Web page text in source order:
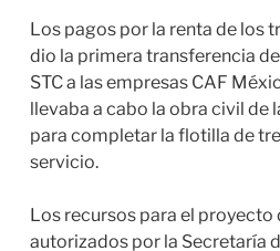
Los pagos por la renta de los
dio la primera transferencia
STC a las empresas CAF
llevaba a cabo la obra civil de
para completar la flotilla de
servicio.
Los recursos para el
autorizados por la Secretaría